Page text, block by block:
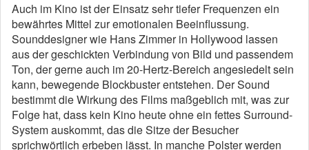
Auch im Kino ist der Einsatz sehr tiefer Frequenzen ein
bewährtes Mittel zur emotionalen Beeinflussung.
Sounddesigner wie Hans Zimmer in Hollywood lassen
aus der geschickten Verbindung von Bild und passendem
Ton, der gerne auch im 20-Hertz-Bereich angesiedelt sein
kann, bewegende Blockbuster entstehen. Der Sound
bestimmt die Wirkung des Films maßgeblich mit, was zur
Folge hat, dass kein Kino heute ohne ein fettes Surround-
System auskommt, das die Sitze der Besucher
sprichwörtlich erbeben lässt. In manche Polster werden